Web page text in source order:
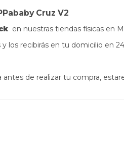
Cruz V2
en nuestras tiendas físicas en
los recibirás en tu domicilio en
de realizar tu compra,